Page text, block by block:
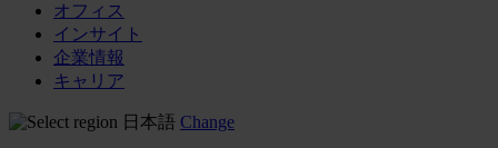
オフィス
インサイト
企業情報
キャリア
日本語 Change